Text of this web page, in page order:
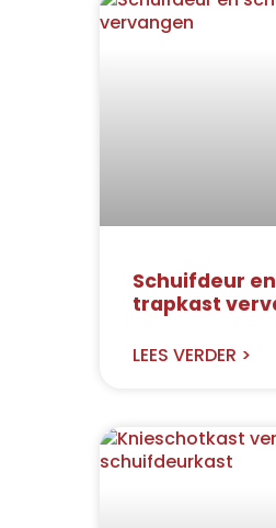
Schuifdeur
trapkast
LEES VERDER >